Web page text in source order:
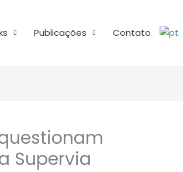
Publicações Contato
Supervia